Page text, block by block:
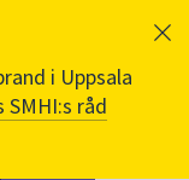
i Uppsala
SMHI:s råd